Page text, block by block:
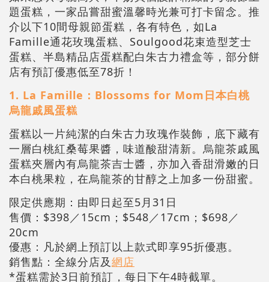
題蛋糕，一家品嘗甜蜜溫馨時光兼可打卡留念。推
介以下10間母親節蛋糕，各有特色，如La
Famille通花玫瑰蛋糕、Soulgood花束造型芝士
蛋糕、半島精品店蛋糕配白朱古力禮盒等，部分餅
店有預訂優惠低至78折！
1. La Famille：Blossoms for Mom日本白桃
烏龍戚風蛋糕
蛋糕以一片純潔的白朱古力玫瑰作裝飾，底下藏有
一層白桃紅桑莓果醬，味道酸甜清新。烏龍茶戚風
蛋糕夾層內有烏龍茶吉士醬，亦加入香甜滑嫩的日
本白桃果粒，在烏龍茶的甘醇之上加多一份甜蜜。
限定供應期：由即日起至5月31日
售價：$398／15cm；$548／17cm；$698／
20cm
優惠：凡於網上預訂以上款式即享95折優惠。
銷售點：全線分店及網店
*蛋糕需於3日前預訂，每日下午4時截單。